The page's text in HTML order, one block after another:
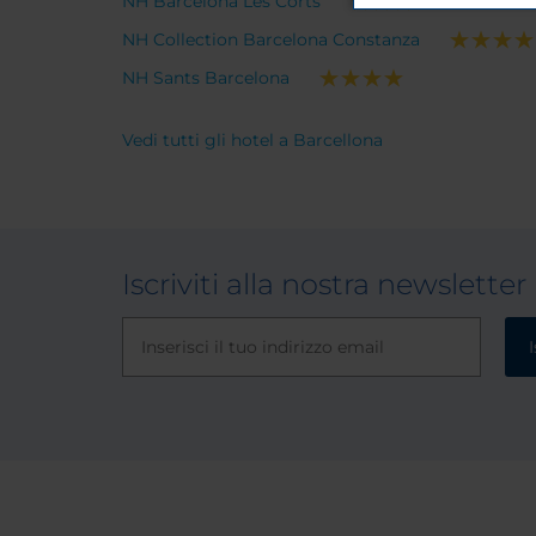
NH Collection Barcelona Constanza
NH Sants Barcelona
Vedi tutti gli hotel a Barcellona
Iscriviti alla nostra newsletter